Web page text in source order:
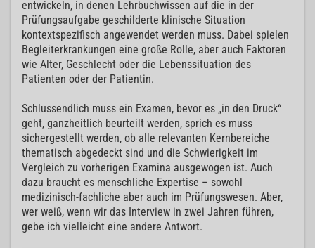
entwickeln, in denen Lehrbuchwissen auf die in der
Prüfungsaufgabe geschilderte klinische Situation
kontextspezifisch angewendet werden muss. Dabei spielen
Begleiterkrankungen eine große Rolle, aber auch Faktoren
wie Alter, Geschlecht oder die Lebenssituation des
Patienten oder der Patientin.
Schlussendlich muss ein Examen, bevor es „in den Druck“
geht, ganzheitlich beurteilt werden, sprich es muss
sichergestellt werden, ob alle relevanten Kernbereiche
thematisch abgedeckt sind und die Schwierigkeit im
Vergleich zu vorherigen Examina ausgewogen ist. Auch
dazu braucht es menschliche Expertise – sowohl
medizinisch-fachliche aber auch im Prüfungswesen. Aber,
wer weiß, wenn wir das Interview in zwei Jahren führen,
gebe ich vielleicht eine andere Antwort.